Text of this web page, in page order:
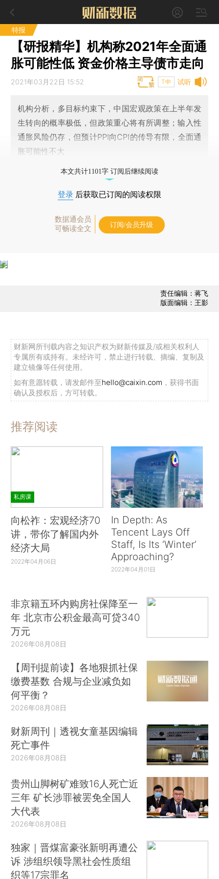
特报
【研报精华】机构称2021年全面通
胀可能性低 资金价格主导债市走向
试听
2021年03月22日 15:52 T中
机构分析，多目标约束下，中国宏观政策在上半年发
生转向的概率极低，但政策重心将有所调整；输入性
通胀风险仍存，但预计PPI向CPI的传导有限，全面通
胀可能性不大
本文共计1101字 订阅后继续阅读
登录 后获取已订阅的阅读权限
数据通会员
可畅读全文
订阅/会员升级
责任编辑：蒋飞
版面编辑：王影
财新网所刊载内容之知识产权为财新传媒及/或相关权利人
专属所有或持有。未经许可，禁止进行转载、摘编、复制及
建立镜像等任何使用。
如有意愿转载，请发邮件至hello@caixin.com ，获得书面
确认及授权后，方可转载。
推荐阅读
私房课
向松祚：宏观经济70
讲，带你了解国内外
经济大局
2022年04月06日
In Depth: As
Tencent Lays Off
Staff, Is Its ‘Winter’
Approaching?
2022年04月01日
非京籍五环内购房社保降至一
年 北京市公积金最高可贷340
万元
2026年08月08日
【周刊提前读】各地狠抓社保
缴费基数 合规与企业减负如
何平衡？
2026年08月08日
财新周刊｜透视女童基因编辑
死亡事件
2026年08月08日
贵州山脚树矿难致16人死亡近
三年 矿长涉罪被罢免全国人
大代表
2026年08月08日
独家｜晋煤富豪张新明再遭公
诉 涉组织领导黑社会性质组
织等17宗罪名